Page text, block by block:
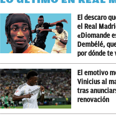
El descaro
el Real
«Diomande
Dembélé,
por dónde te
El emotivo
Vinicius al
tras
renovación